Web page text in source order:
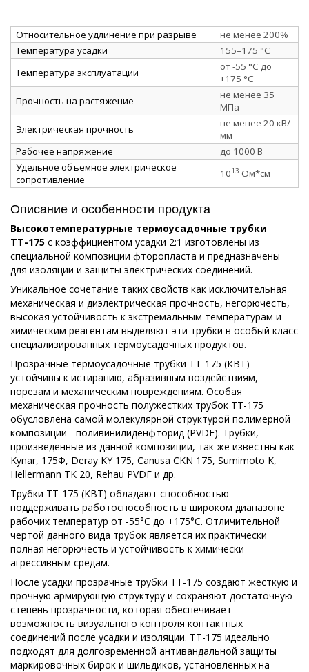
Относительное удлинение при разрыве
не менее 200%
Температура усадки
155–175 °C
Температура эксплуатации
от -55 °C до
+175 °C
Прочность на растяжение
не менее 35
МПа
Электрическая прочность
не менее 20 кВ/
мм
Рабочее напряжение
до 1000 В
Удельное объемное электрическое
сопротивление
1013 Ом*см
Описание и особенности продукта
Высокотемпературные термоусадочные трубки
ТТ-175 c коэффициентом усадки 2:1 изготовлены из
специальной композиции фторопласта и предназначены
для изоляции и защиты электрических соединений.
Уникальное сочетание таких свойств как исключительная
механическая и диэлектрическая прочность, негорючесть,
высокая устойчивость к экстремальным температурам и
химическим реагентам выделяют эти трубки в особый класс
специализированных термоусадочных продуктов.
Прозрачные термоусадочные трубки ТТ-175 (КВТ)
устойчивы к истиранию, абразивным воздействиям,
порезам и механическим повреждениям. Особая
механическая прочность полужестких трубок ТТ-175
обусловлена самой молекулярной структурой полимерной
композиции - поливинилиденфторид (PVDF). Трубки,
произведенные из данной композиции, так же известны как
Kynar, 175Ф, Deray KY 175, Canusa CKN 175, Sumimoto K,
Hellermann TK 20, Rehau PVDF и др.
Трубки ТТ-175 (КВТ) обладают способностью
поддерживать работоспособность в широком диапазоне
рабочих температур от -55°С до +175°С. Отличительной
чертой данного вида трубок является их практически
полная негорючесть и устойчивость к химически
агрессивным средам.
После усадки прозрачные трубки ТТ-175 создают жесткую и
прочную армирующую структуру и сохраняют достаточную
степень прозрачности, которая обеспечивает
возможность визуального контроля контактных
соединений после усадки и изоляции. ТТ-175 идеально
подходят для долговременной антивандальной защиты
маркировочных бирок и шильдиков, установленных на